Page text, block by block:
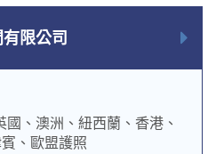
限公司
國、澳洲、紐西蘭、香港、
、歐盟護照